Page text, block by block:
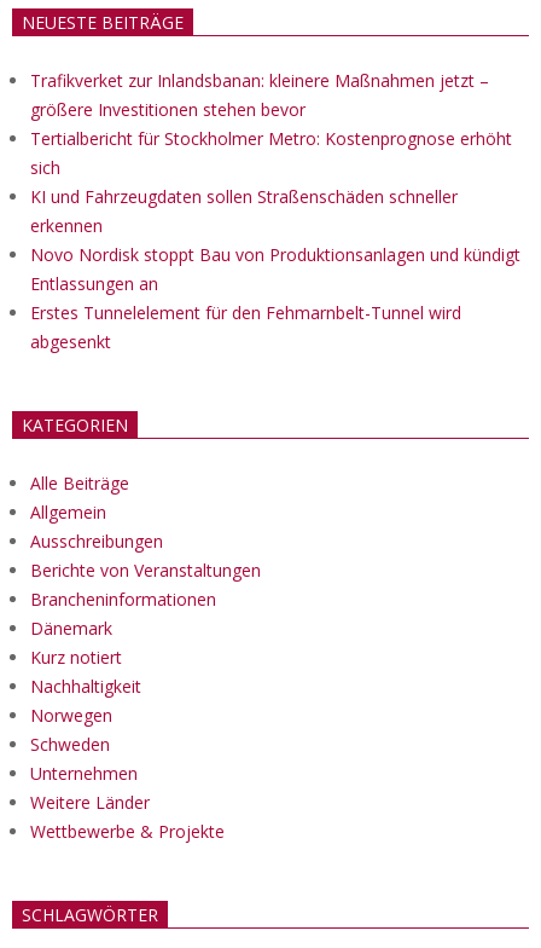
NEUESTE BEITRÄGE
Trafikverket zur Inlandsbanan: kleinere Maßnahmen jetzt –
größere Investitionen stehen bevor
Tertialbericht für Stockholmer Metro: Kostenprognose erhöht
sich
KI und Fahrzeugdaten sollen Straßenschäden schneller
erkennen
Novo Nordisk stoppt Bau von Produktionsanlagen und kündigt
Entlassungen an
Erstes Tunnelelement für den Fehmarnbelt-Tunnel wird
abgesenkt
KATEGORIEN
Alle Beiträge
Allgemein
Ausschreibungen
Berichte von Veranstaltungen
Brancheninformationen
Dänemark
Kurz notiert
Nachhaltigkeit
Norwegen
Schweden
Unternehmen
Weitere Länder
Wettbewerbe & Projekte
SCHLAGWÖRTER